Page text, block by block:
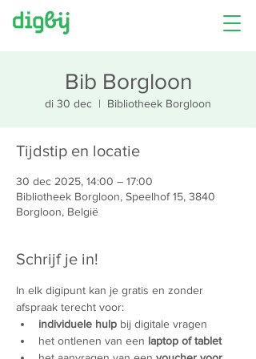
Bib Borgloon
di 30 dec
  |
Bibliotheek Borgloon
Tijdstip en locatie
30 dec 2025, 14:00 – 17:00
Bibliotheek Borgloon, Speelhof 15, 3840
Borgloon, België
Schrijf je in!
In elk digipunt kan je gratis en zonder
afspraak terecht voor:
individuele hulp bij digitale vragen
het ontlenen van een laptop of tablet